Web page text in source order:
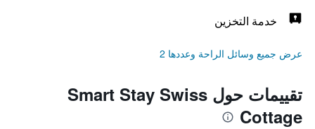
خدمة التخزين
عرض جميع وسائل الراحة وعددها 2
تقييمات حول Smart Stay Swiss
Cottage